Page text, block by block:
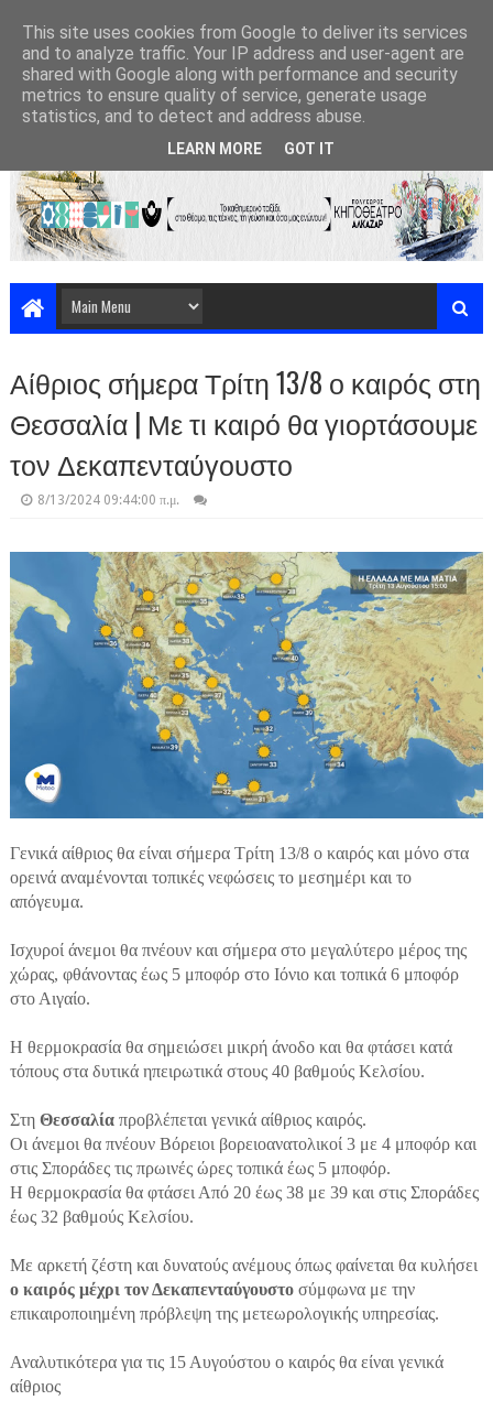
Αίθριος σήμερα Τρίτη 13/8 ο καιρός στη
Θεσσαλία | Με τι καιρό θα γιορτάσουμε
τον Δεκαπενταύγουστο
8/13/2024 09:44:00 π.μ.
Γενικά αίθριος θα είναι σήμερα Τρίτη 13/8 ο καιρός και μόνο στα
ορεινά αναμένονται τοπικές νεφώσεις το μεσημέρι και το
απόγευμα.
Ισχυροί άνεμοι θα πνέουν και σήμερα στο μεγαλύτερο μέρος της
χώρας, φθάνοντας έως 5 μποφόρ στο Ιόνιο και τοπικά 6 μποφόρ
στο Αιγαίο.
Η θερμοκρασία θα σημειώσει μικρή άνοδο και θα φτάσει κατά
τόπους στα δυτικά ηπειρωτικά στους 40 βαθμούς Κελσίου.
Στη Θεσσαλία προβλέπεται γενικά αίθριος καιρός.
Οι άνεμοι θα πνέουν Βόρειοι βορειοανατολικοί 3 με 4 μποφόρ και
στις Σποράδες τις πρωινές ώρες τοπικά έως 5 μποφόρ.
Η θερμοκρασία θα φτάσει Από 20 έως 38 με 39 και στις Σποράδες
έως 32 βαθμούς Κελσίου.
Με αρκετή ζέστη και δυνατούς ανέμους όπως φαίνεται θα κυλήσει
ο καιρός μέχρι τον Δεκαπενταύγουστοσύμφωνα με την
επικαιροποιημένη πρόβλεψη της μετεωρολογικής υπηρεσίας.
Αναλυτικότερα για τις 15 Αυγούστου ο καιρός θα είναι γενικά
αίθριος
This site uses cookies from Google to deliver its services
and to analyze traffic. Your IP address and user-agent are
shared with Google along with performance and security
metrics to ensure quality of service, generate usage
statistics, and to detect and address abuse.
LEARN MORE GOT IT